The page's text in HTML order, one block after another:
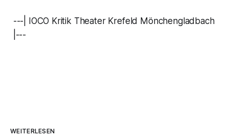
---| IOCO Kritik Theater Krefeld Mönchengladbach
|---
WEITERLESEN